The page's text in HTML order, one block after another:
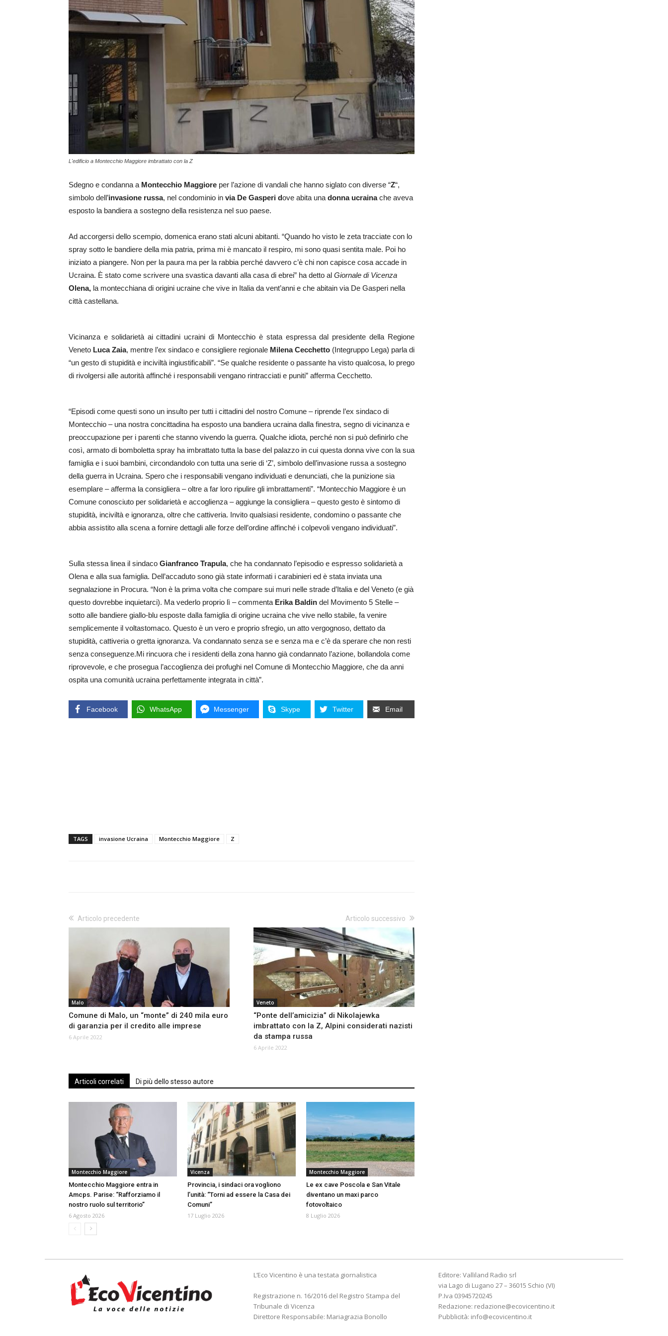
L'edificio a Montecchio Maggiore imbrattato con la Z
Sdegno e condanna a Montecchio Maggiore per l’azione di vandali che hanno siglato con diverse “Z“,
simbolo dell’invasione russa, nel condominio in via De Gasperi dove abita una donna ucrainache aveva
esposto la bandiera a sostegno della resistenza nel suo paese.
Ad accorgersi dello scempio, domenica erano stati alcuni abitanti. “Quando ho visto le zeta tracciate con lo
spray sotto le bandiere della mia patria, prima mi è mancato il respiro, mi sono quasi sentita male. Poi ho
iniziato a piangere. Non per la paura ma per la rabbia perché davvero c’è chi non capisce cosa accade in
Ucraina. È stato come scrivere una svastica davanti alla casa di ebrei” ha detto al Giornale di Vicenza
Olena, la montecchiana di origini ucraine che vive in Italia da vent’anni e che abitain via De Gasperi nella
città castellana.
Vicinanza e solidarietà ai cittadini ucraini di Montecchio è stata espressa dal presidente della Regione
Veneto Luca Zaia, mentre l’ex sindaco e consigliere regionale Milena Cecchetto(Integruppo Lega) parla di
“un gesto di stupidità e inciviltà ingiustificabili”. “Se qualche residente o passante ha visto qualcosa, lo prego
di rivolgersi alle autorità affinché i responsabili vengano rintracciati e puniti” afferma Cecchetto.
“Episodi come questi sono un insulto per tutti i cittadini del nostro Comune – riprende l’ex sindaco di
Montecchio – una nostra concittadina ha esposto una bandiera ucraina dalla finestra, segno di vicinanza e
preoccupazione per i parenti che stanno vivendo la guerra. Qualche idiota, perché non si può definirlo che
così, armato di bomboletta spray ha imbrattato tutta la base del palazzo in cui questa donna vive con la sua
famiglia e i suoi bambini, circondandolo con tutta una serie di ‘Z’, simbolo dell’invasione russa a sostegno
della guerra in Ucraina. Spero che i responsabili vengano individuati e denunciati, che la punizione sia
esemplare – afferma la consigliera – oltre a far loro ripulire gli imbrattamenti”. “Montecchio Maggiore è un
Comune conosciuto per solidarietà e accoglienza – aggiunge la consigliera – questo gesto è sintomo di
stupidità, inciviltà e ignoranza, oltre che cattiveria. Invito qualsiasi residente, condomino o passante che
abbia assistito alla scena a fornire dettagli alle forze dell’ordine affinché i colpevoli vengano individuati”.
Sulla stessa linea il sindaco Gianfranco Trapula, che ha condannato l’episodio e espresso solidarietà a
Olena e alla sua famiglia. Dell’accaduto sono già state informati i carabinieri ed è stata inviata una
segnalazione in Procura. “Non è la prima volta che compare sui muri nelle strade d’Italia e del Veneto (e già
questo dovrebbe inquietarci). Ma vederlo proprio lì – commenta Erika Baldin del Movimento 5 Stelle –
sotto alle bandiere giallo-blu esposte dalla famiglia di origine ucraina che vive nello stabile, fa venire
semplicemente il voltastomaco. Questo è un vero e proprio sfregio, un atto vergognoso, dettato da
stupidità, cattiveria o gretta ignoranza. Va condannato senza se e senza ma e c’è da sperare che non resti
senza conseguenze.Mi rincuora che i residenti della zona hanno già condannato l’azione, bollandola come
riprovevole, e che prosegua l’accoglienza dei profughi nel Comune di Montecchio Maggiore, che da anni
ospita una comunità ucraina perfettamente integrata in città”.
Facebook WhatsApp Messenger Skype Twitter Email
TAGS invasione Ucraina Montecchio Maggiore Z
Articolo precedente
Malo
Comune di Malo, un “monte” di 240 mila euro
di garanzia per il credito alle imprese
6 Aprile 2022
Articolo successivo
Veneto
“Ponte dell’amicizia” di Nikolajewka
imbrattato con la Z, Alpini considerati nazisti
da stampa russa
6 Aprile 2022
Articoli correlati Di più dello stesso autore
Montecchio Maggiore
Montecchio Maggiore entra in
Amcps. Parise: “Rafforziamo il
nostro ruolo sul territorio”
6 Agosto 2026
Vicenza
Provincia, i sindaci ora vogliono
l’unità: “Torni ad essere la Casa dei
Comuni”
17 Luglio 2026
Montecchio Maggiore
Le ex cave Poscola e San Vitale
diventano un maxi parco
fotovoltaico
8 Luglio 2026
L’Eco Vicentino è una testata giornalistica
Registrazione n. 16/2016 del Registro Stampa del
Tribunale di Vicenza
Direttore Responsabile: Mariagrazia Bonollo
Editore: Valliland Radio srl
via Lago di Lugano 27 – 36015 Schio (VI)
P.Iva 03945720245
Redazione: redazione@ecovicentino.it
Pubblicità: info@ecovicentino.it